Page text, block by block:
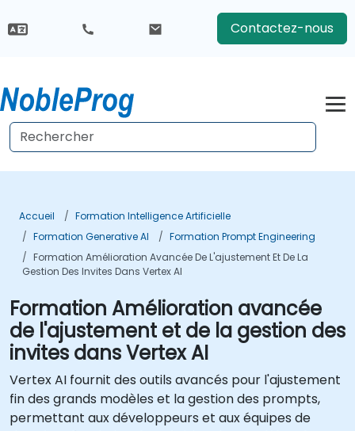
Contactez-nous
Accueil
Formation Intelligence Artificielle
Formation Generative AI
Formation Prompt Engineering
Formation Amélioration Avancée De L'ajustement Et De La
Gestion Des Invites Dans Vertex AI
Formation Amélioration avancée
de l'ajustement et de la gestion des
invites dans Vertex AI
Vertex AI fournit des outils avancés pour l'ajustement
fin des grands modèles et la gestion des prompts,
permettant aux développeurs et aux équipes de